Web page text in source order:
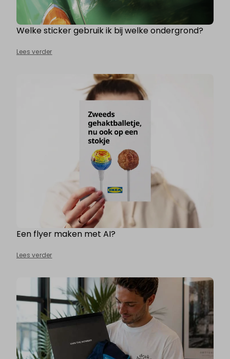
Welke sticker gebruik ik bij welke ondergrond?
Lees verder
Een flyer maken met AI?
Lees verder